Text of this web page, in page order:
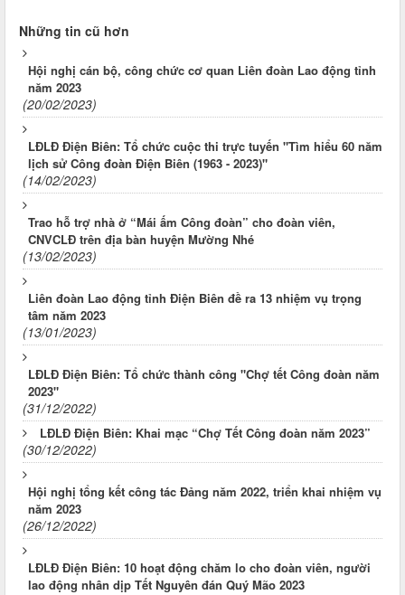
Những tin cũ hơn
Hội nghị cán bộ, công chức cơ quan Liên đoàn Lao động tỉnh
năm 2023
(20/02/2023)
LĐLĐ Điện Biên: Tổ chức cuộc thi trực tuyến "Tìm hiểu 60 năm
lịch sử Công đoàn Điện Biên (1963 - 2023)"
(14/02/2023)
Trao hỗ trợ nhà ở “Mái ấm Công đoàn” cho đoàn viên,
CNVCLĐ trên địa bàn huyện Mường Nhé
(13/02/2023)
Liên đoàn Lao động tỉnh Điện Biên đề ra 13 nhiệm vụ trọng
tâm năm 2023
(13/01/2023)
LĐLĐ Điện Biên: Tổ chức thành công "Chợ tết Công đoàn năm
2023"
(31/12/2022)
LĐLĐ Điện Biên: Khai mạc “Chợ Tết Công đoàn năm 2023”
(30/12/2022)
Hội nghị tổng kết công tác Đảng năm 2022, triển khai nhiệm vụ
năm 2023
(26/12/2022)
LĐLĐ Điện Biên: 10 hoạt động chăm lo cho đoàn viên, người
lao động nhân dịp Tết Nguyên đán Quý Mão 2023